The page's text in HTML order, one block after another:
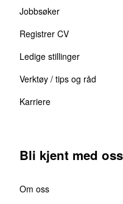
Jobbsøker
Registrer CV
Ledige stillinger
Verktøy / tips og råd
Karriere
Bli kjent med oss
Om oss